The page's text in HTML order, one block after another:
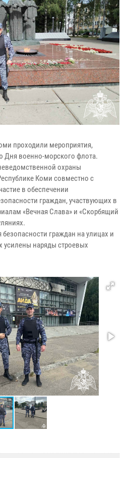
проходили мероприятия,
военно-морского флота.
охраны
Коми совместно с
в обеспечении
граждан, участвующих в
«Вечная Слава» и «Скорбящий
граждан на улицах и
усилены наряды строевых